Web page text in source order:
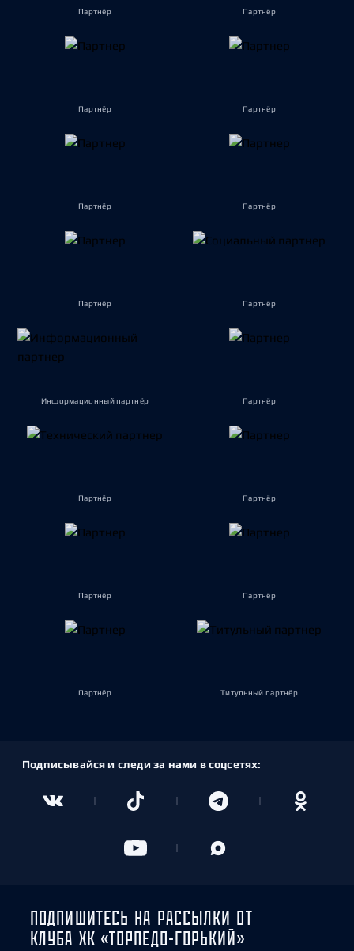
Партнёр Партнёр
Партнёр Партнёр
Партнёр Партнёр
Партнёр Партнёр
Информационный партнёр Партнёр
Партнёр Партнёр
Партнёр Партнёр
Партнёр Титульный партнёр
Подписывайся и следи за нами в соцсетях:
ПОДПИШИТЕСЬ НА РАССЫЛКИ ОТ
КЛУБА ХК «ТОРПЕДО-ГОРЬКИЙ»